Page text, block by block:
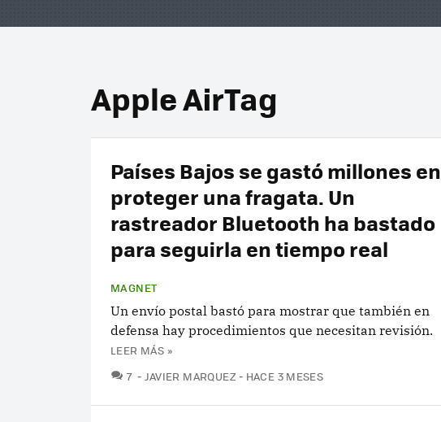
Apple AirTag
Países Bajos se gastó millones en
proteger una fragata. Un
rastreador Bluetooth ha bastado
para seguirla en tiempo real
MAGNET
Un envío postal bastó para mostrar que también en
defensa hay procedimientos que necesitan revisión.
LEER MÁS »
7 COMENTARIOS
JAVIER MARQUEZ HACE 3 MESES